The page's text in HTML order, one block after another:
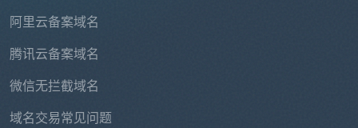
阿里云备案域名
腾讯云备案域名
微信无拦截域名
域名交易常见问题